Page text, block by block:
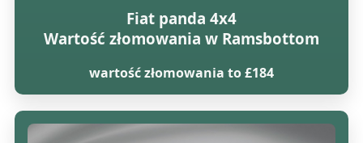
Fiat panda 4x4
Wartość złomowania w Ramsbottom
wartość złomowania to £184